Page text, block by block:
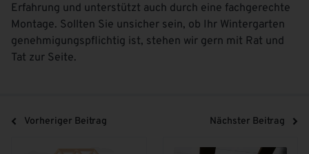
Erfahrung und unterstützt auch durch eine fachgerechte
Montage. Sollten Sie unsicher sein, ob Ihr Wintergarten
genehmigungspflichtig ist, stehen wir gern mit Rat und
Tat zur Seite.
Vorheriger Beitrag Nächster Beitrag